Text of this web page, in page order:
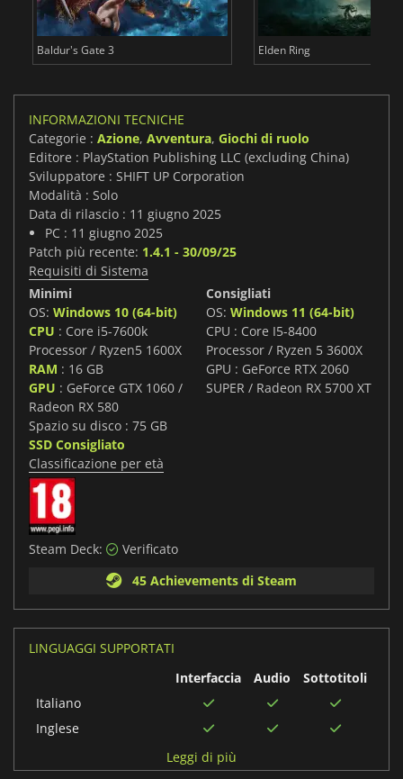
Baldur's Gate 3 Elden Ring
INFORMAZIONI TECNICHE
Categorie : Azione, Avventura, Giochi di ruolo
Editore : PlayStation Publishing LLC (excluding China)
Sviluppatore : SHIFT UP Corporation
Modalità : Solo
Data di rilascio : 11 giugno 2025
PC : 11 giugno 2025
Patch più recente: 1.4.1 - 30/09/25
Requisiti di Sistema
Minimi
OS: Windows 10 (64-bit)
CPU : Core i5-7600k
Processor / Ryzen5 1600X
RAM : 16 GB
GPU : GeForce GTX 1060 /
Radeon RX 580
Spazio su disco : 75 GB
SSD Consigliato
Consigliati
OS: Windows 11 (64-bit)
CPU : Core I5-8400
Processor / Ryzen 5 3600X
GPU : GeForce RTX 2060
SUPER / Radeon RX 5700 XT
Classificazione per età
Steam Deck:
Verificato
45 Achievements di Steam
LINGUAGGI SUPPORTATI
Interfaccia
Audio
Sottotitoli
Italiano
Inglese
Leggi di più